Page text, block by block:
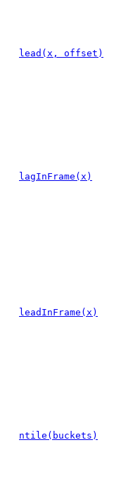
lead(x, offset)
lagInFrame(x)
leadInFrame(x)
ntile(buckets)